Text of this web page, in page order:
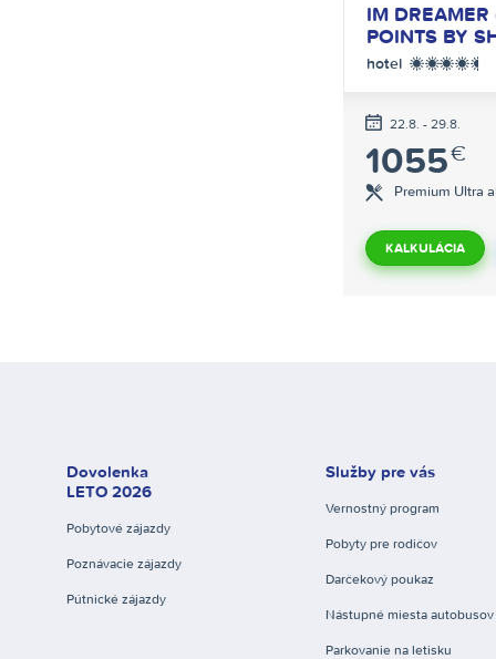
IM DREAMER
POINTS BY
hotel ****+
22.8. - 29.8.
1055€
Premium Ultra
KALKULÁCIA
Dovolenka
LETO 2026
Pobytové zájazdy
Poznávacie zájazdy
Pútnické zájazdy
Služby pre vás
Vernostný program
Pobyty pre rodičov
Darčekový poukaz
Nástupné miesta autobusov
Parkovanie na letisku